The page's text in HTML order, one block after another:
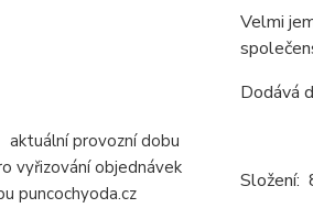
aktuální provozní dobu
vyřizování objednávek
puncochyoda.cz
Velmi
Dodává
Složení: